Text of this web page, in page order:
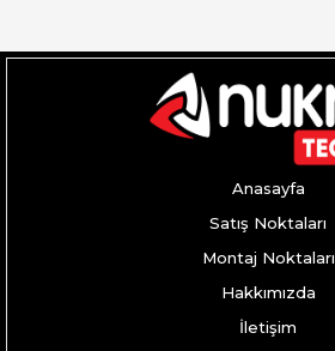
Anasayfa
Satış Noktaları
Montaj Noktaları
Hakkımızda
İletişim